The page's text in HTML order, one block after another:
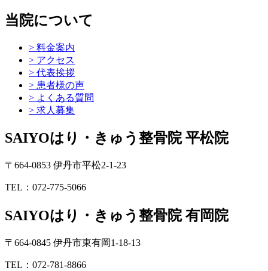
当院について
> 料金案内
> アクセス
> 代表挨拶
> 患者様の声
> よくある質問
> 求人募集
SAIYOはり・きゅう整骨院 平松院
〒664-0853 伊丹市平松2-1-23
TEL：072-775-5066
SAIYOはり・きゅう整骨院 有岡院
〒664-0845 伊丹市東有岡1-18-13
TEL：072-781-8866